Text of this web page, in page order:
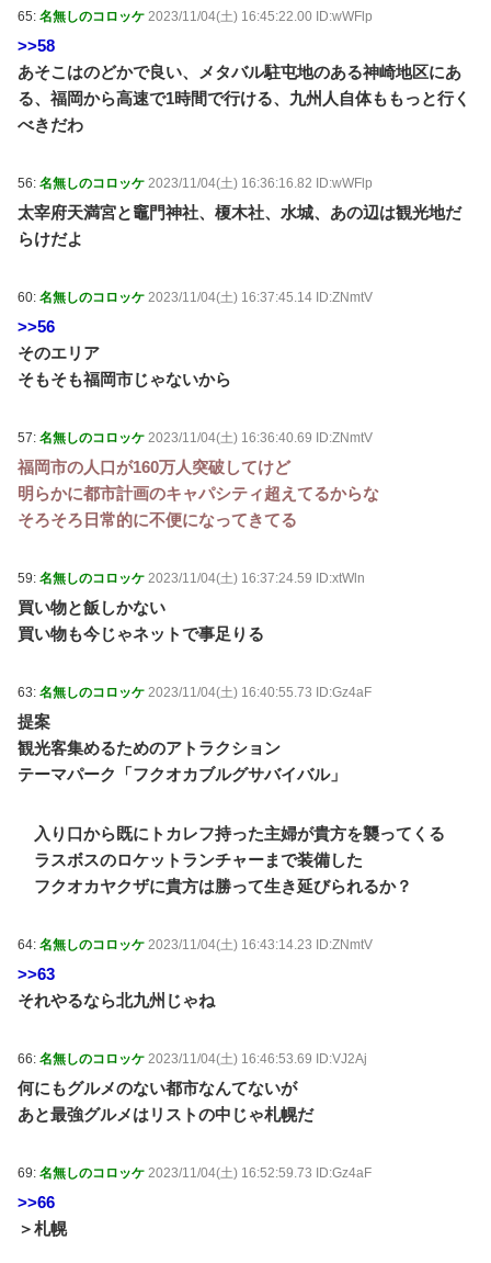
65: 名無しのコロッケ 2023/11/04(土) 16:45:22.00 ID:wWFlp
>>58
あそこはのどかで良い、メタバル駐屯地のある神崎地区にあ
る、福岡から高速で1時間で行ける、九州人自体ももっと行く
べきだわ
56: 名無しのコロッケ 2023/11/04(土) 16:36:16.82 ID:wWFlp
太宰府天満宮と竈門神社、榎木社、水城、あの辺は観光地だ
らけだよ
60: 名無しのコロッケ 2023/11/04(土) 16:37:45.14 ID:ZNmtV
>>56
そのエリア
そもそも福岡市じゃないから
57: 名無しのコロッケ 2023/11/04(土) 16:36:40.69 ID:ZNmtV
福岡市の人口が160万人突破してけど
明らかに都市計画のキャパシティ超えてるからな
そろそろ日常的に不便になってきてる
59: 名無しのコロッケ 2023/11/04(土) 16:37:24.59 ID:xtWln
買い物と飯しかない
買い物も今じゃネットで事足りる
63: 名無しのコロッケ 2023/11/04(土) 16:40:55.73 ID:Gz4aF
提案
観光客集めるためのアトラクション
テーマパーク「フクオカブルグサバイバル」
入り口から既にトカレフ持った主婦が貴方を襲ってくる
ラスボスのロケットランチャーまで装備した
フクオカヤクザに貴方は勝って生き延びられるか？
64: 名無しのコロッケ 2023/11/04(土) 16:43:14.23 ID:ZNmtV
>>63
それやるなら北九州じゃね
66: 名無しのコロッケ 2023/11/04(土) 16:46:53.69 ID:VJ2Aj
何にもグルメのない都市なんてないが
あと最強グルメはリストの中じゃ札幌だ
69: 名無しのコロッケ 2023/11/04(土) 16:52:59.73 ID:Gz4aF
>>66
＞札幌